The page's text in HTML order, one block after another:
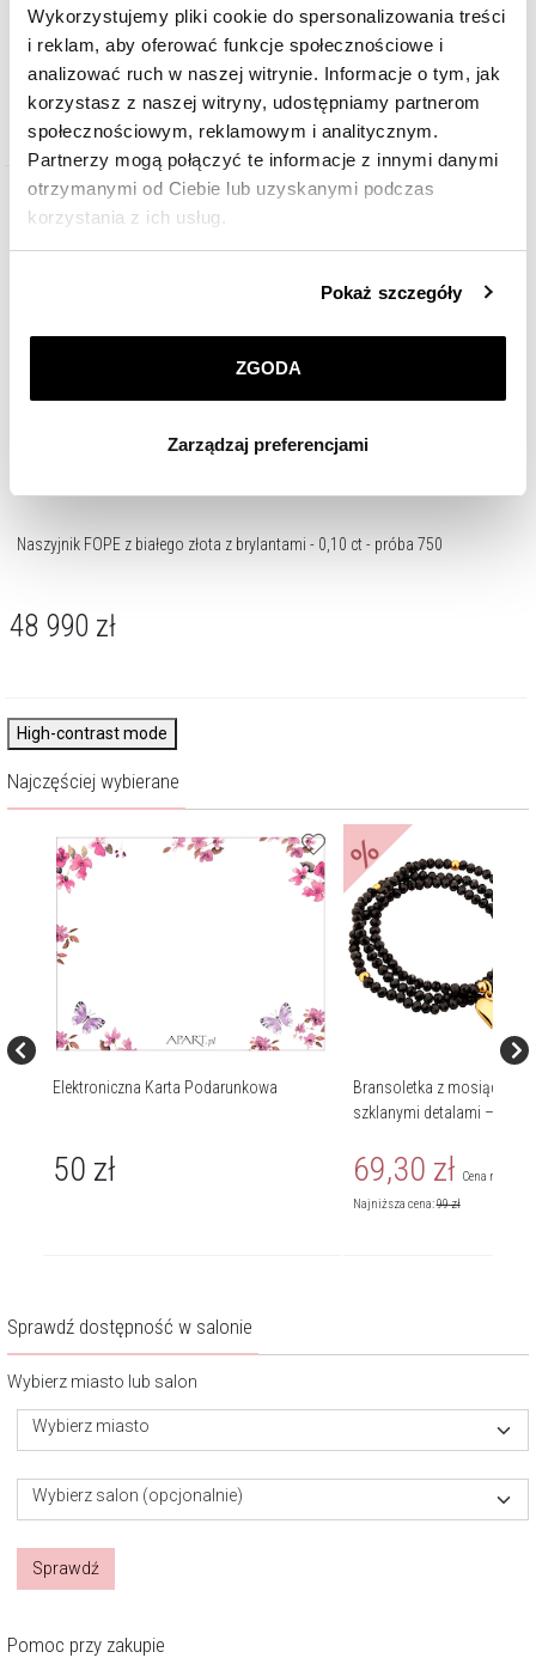
Wykorzystujemy pliki cookie do spersonalizowania treści
i reklam, aby oferować funkcje społecznościowe i
analizować ruch w naszej witrynie. Informacje o tym, jak
korzystasz z naszej witryny, udostępniamy partnerom
społecznościowym, reklamowym i analitycznym.
Partnerzy mogą połączyć te informacje z innymi danymi
otrzymanymi od Ciebie lub uzyskanymi podczas
korzystania z ich usług.
przez nas plików cookie znajdziesz wPolityce
prywatności.
korzystamy. Możesz również wybrać jaki rodzaj plików
dokonać zmiany wybranych przez Ciebie plików cookie.
Pokaż szczegóły
ZGODA
Zarządzaj preferencjami
Bransoletka FOPE FLEX'IT z białego złota z brylantami - 0,10 ct - próba 750
37 590 zł
Naszyjnik FOPE z białego złota z brylantami - 0,10 ct - próba 750
48 990 zł
High-contrast mode
Najczęściej wybierane
Elektroniczna Karta Podarunkowa
50 zł
%
Bransoletka z mosiądzu
szklanymi detalami –
69,30 zł Cena
Najniższa cena:99zł
Sprawdź dostępność w salonie
Wybierz miasto lub salon
Wybierz miasto
Wybierz salon (opcjonalnie)
Sprawdź
Pomoc przy zakupie